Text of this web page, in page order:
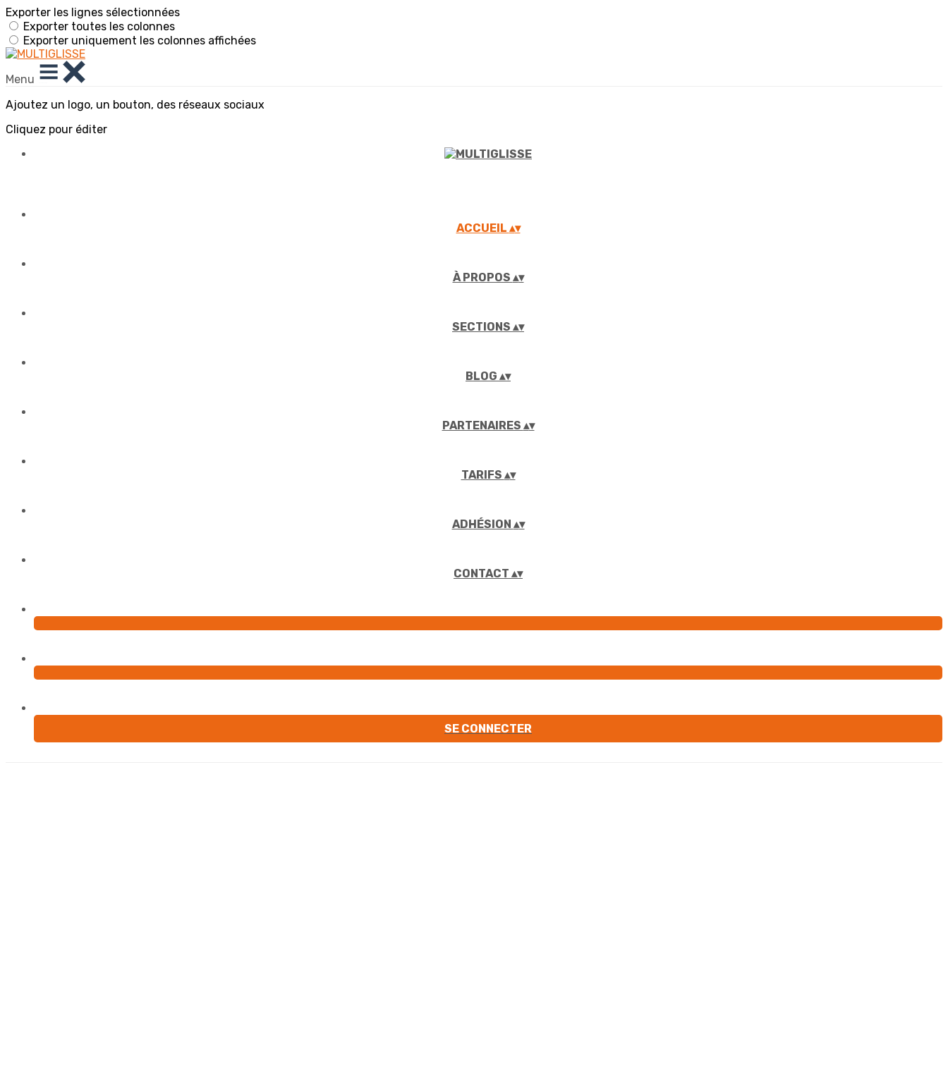
Exporter les lignes sélectionnées
Exporter toutes les colonnes
Exporter uniquement les colonnes affichées
Menu
Ajoutez un logo, un bouton, des réseaux sociaux
Cliquez pour éditer
ACCUEIL ▴▾
À PROPOS ▴▾
SECTIONS ▴▾
BLOG ▴▾
PARTENAIRES ▴▾
TARIFS ▴▾
ADHÉSION ▴▾
CONTACT ▴▾
SE CONNECTER